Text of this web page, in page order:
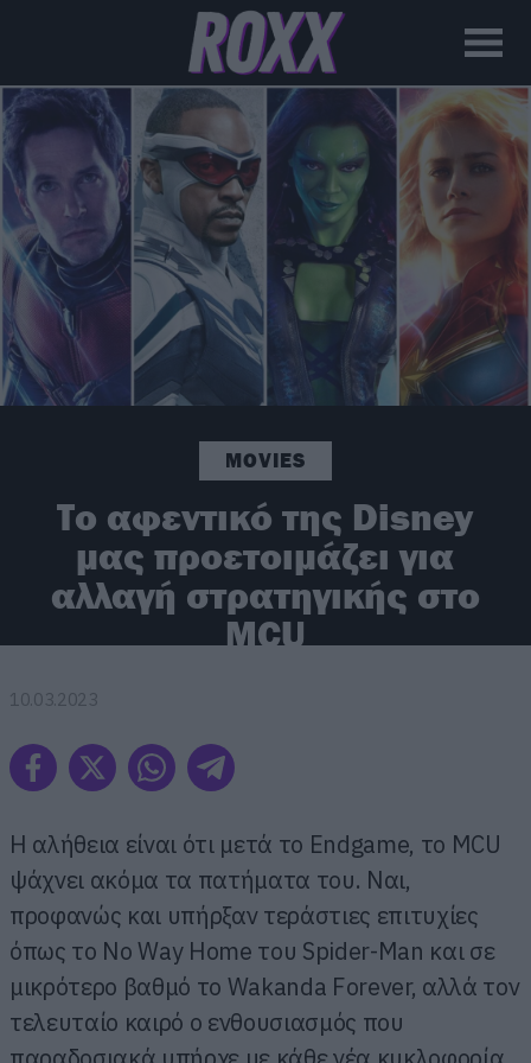
MOVIES
Το αφεντικό της Disney
μας προετοιμάζει για
αλλαγή στρατηγικής στο
MCU
10.03.2023
Η αλήθεια είναι ότι μετά το Endgame, το MCU
ψάχνει ακόμα τα πατήματα του. Ναι,
προφανώς και υπήρξαν τεράστιες επιτυχίες
όπως το No Way Home του Spider-Man και σε
μικρότερο βαθμό το Wakanda Forever, αλλά τον
τελευταίο καιρό ο ενθουσιασμός που